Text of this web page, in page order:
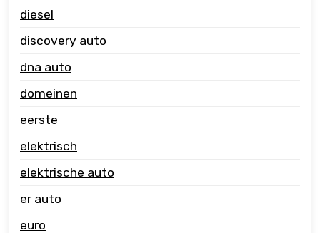
diesel
discovery auto
dna auto
domeinen
eerste
elektrisch
elektrische auto
er auto
euro